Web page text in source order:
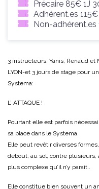
Précaire 85€ 1J
Adhérent.es
Non-adhérent.es
3 instructeurs, Yanis, Renaud et
LYON-et 3 jours de stage pour
Systema:
L’ ATTAQUE !
Pourtant elle est parfois
sa place dans le Systema.
Elle peut revêtir diverses
debout, au sol, contre plusieurs,
plus complexe qu’il n’y paraît..
Elle constitue bien souvent un